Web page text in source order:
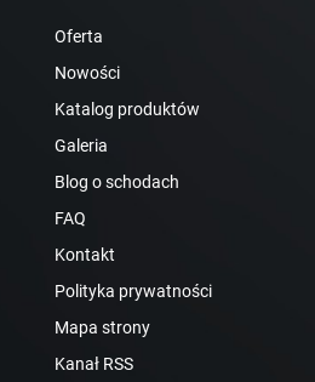
Oferta
Nowości
Katalog produktów
Galeria
Blog o schodach
FAQ
Kontakt
Polityka prywatności
Mapa strony
Kanał RSS